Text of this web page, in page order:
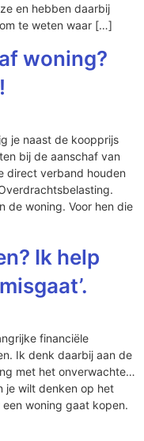
en hebben daarbij
te weten waar […]
woning?
je naast de koopprijs
bij de aanschaf van
direct verband houden
de woning. Voor hen die
Ik help
financiële
Ik denk daarbij aan de
met het onverwachte…
je wilt denken op het
woning gaat kopen.